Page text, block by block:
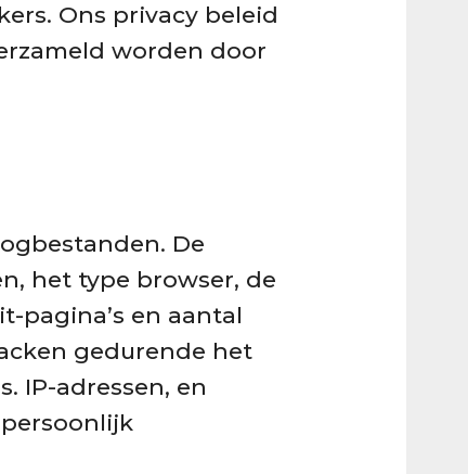
Ons privacy beleid
worden door
De
het type browser, de
pagina’s en aantal
gedurende het
IP-adressen, en